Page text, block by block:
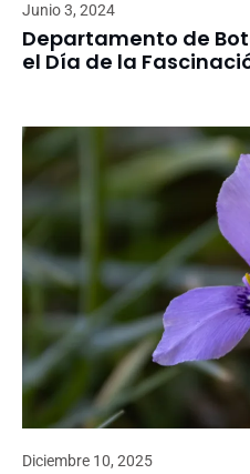
Junio 3, 2024
Departamento de
el Día de la
Diciembre 10, 2025